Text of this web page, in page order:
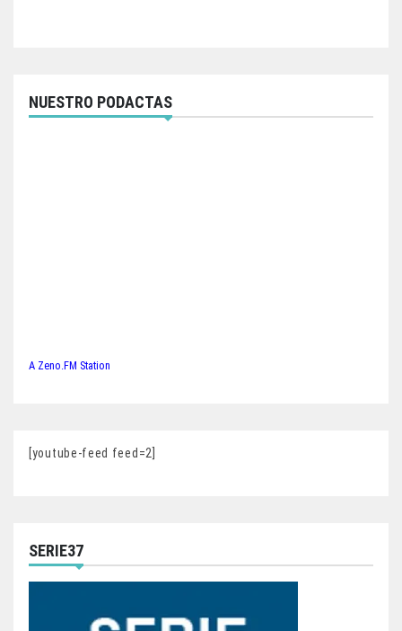
NUESTRO PODACTAS
A Zeno.FM Station
[youtube-feed feed=2]
SERIE37